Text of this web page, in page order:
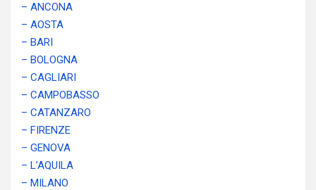
– ANCONA
– AOSTA
– BARI
– BOLOGNA
– CAGLIARI
– CAMPOBASSO
– CATANZARO
– FIRENZE
– GENOVA
– L’AQUILA
– MILANO